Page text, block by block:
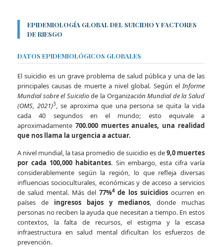
EPIDEMIOLOGÍA GLOBAL DEL SUICIDIO Y FACTORES
DE RIESGO
DATOS EPIDEMIOLÓGICOS GLOBALES
El suicidio es un grave problema de salud pública y una de las
principales causas de muerte a nivel global. Según elInforme
Mundial sobre el Suicidiode la Organización Mundial de la Salud
(OMS, 2021)3, se aproxima que una persona se quita la vida
cada 40 segundos en el mundo; esto equivale a
aproximadamente 700.000 muertes anuales, una realidad
que nos llama la urgencia a actuar.
A nivel mundial, la tasa promedio de suicidio es de9,0 muertes
por cada 100,000 habitantes. Sin embargo, esta cifra varía
considerablemente según la región, lo que refleja diversas
influencias socioculturales, económicas y de acceso a servicios
de salud mental. Más del 77%4de los suicidios ocurren en
países de ingresos bajos y medianos, donde muchas
personas no reciben la ayuda que necesitan a tiempo. En estos
contextos, la falta de recursos, el estigma y la escasa
infraestructura en salud mental dificultan los esfuerzos de
prevención.